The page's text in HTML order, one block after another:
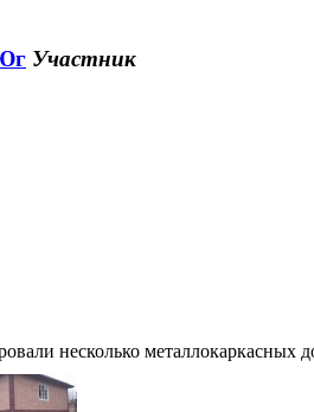
Участник
несколько